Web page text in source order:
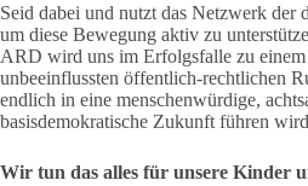
Seid dabei und nutzt das Netzwerk der
um diese Bewegung aktiv zu
ARD wird uns im Erfolgsfalle zu einem
unbeeinflussten öffentlich-rechtlichen
endlich in eine menschenwürdige,
basisdemokratische Zukunft führen
Wir tun das alles für unsere Kinder